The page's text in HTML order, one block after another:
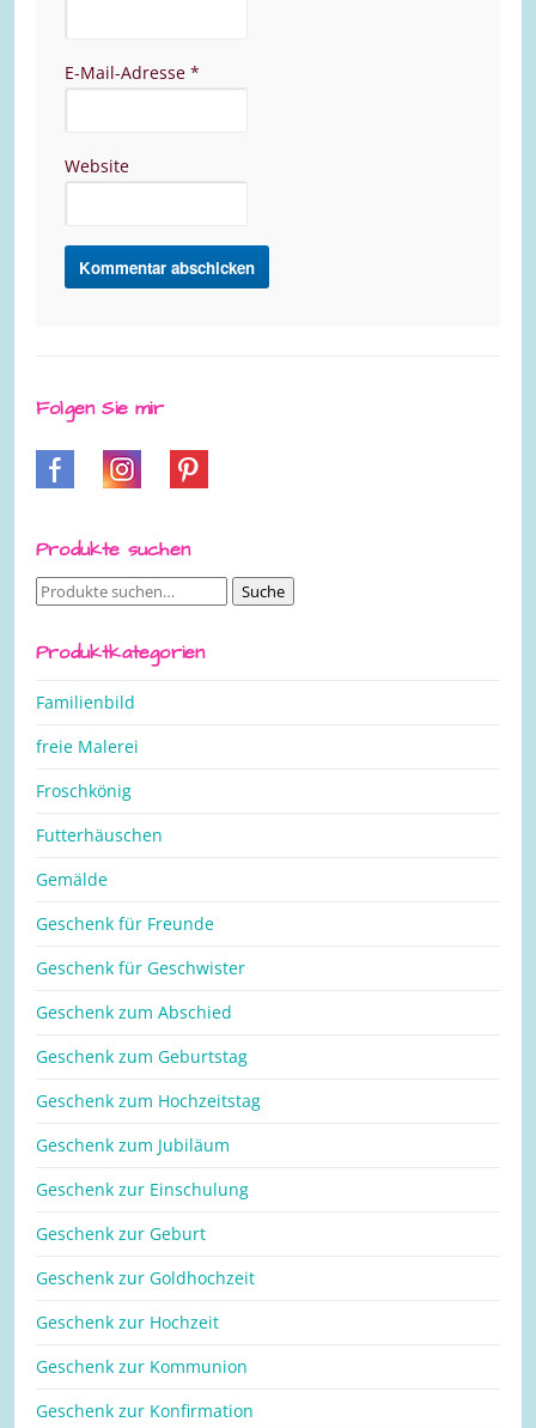
E-Mail-Adresse *
Website
Folgen Sie mir
Produkte suchen
Suche
Suche
Produktkategorien
Familienbild
freie Malerei
Froschkönig
Futterhäuschen
Gemälde
Geschenk für Freunde
Geschenk für Geschwister
Geschenk zum Abschied
Geschenk zum Geburtstag
Geschenk zum Hochzeitstag
Geschenk zum Jubiläum
Geschenk zur Einschulung
Geschenk zur Geburt
Geschenk zur Goldhochzeit
Geschenk zur Hochzeit
Geschenk zur Kommunion
Geschenk zur Konfirmation